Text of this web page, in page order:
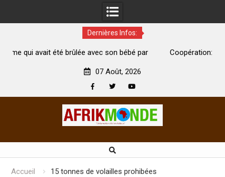
Dernières Infos:
avec son bébé par
Coopération: Le ministre Indien Kirti
07 Août, 2026
Accueil 15 tonnes de volailles prohibées